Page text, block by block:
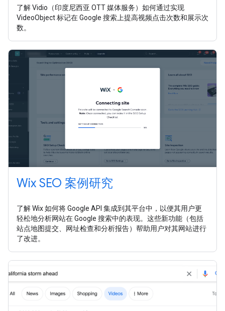
了解 Vidio（印度尼西亚 OTT 媒体服务）如何通过实现
VideoObject 标记在 Google 搜索上提高视频点击次数和展示次
数。
Wix SEO 案例研究
了解 Wix 如何将 Google API 集成到其平台中，以便其用户更
轻松地分析网站在 Google 搜索中的表现。这些新功能（包括
站点地图提交、网址检查和分析报告）帮助用户对其网站进行
了改进。